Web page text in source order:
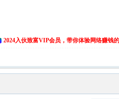
2024入伙致富VIP会员，带你体验网络赚钱